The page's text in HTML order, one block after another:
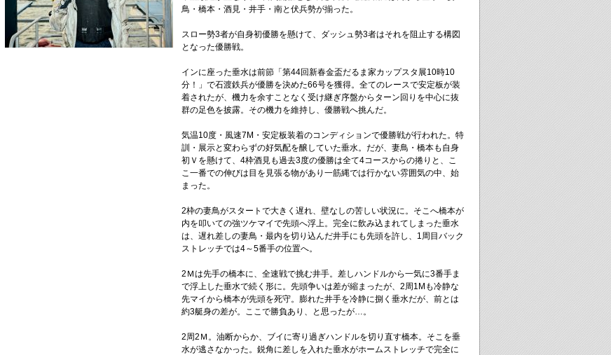
鳥・橋本・酒見・井手・南と伏兵勢が揃った。
スロー勢3者が自身初優勝を懸けて、ダッシュ勢3者はそれを阻止する構図
となった優勝戦。
インに座った垂水は前節「第44回新春金盃だるま家カップスタ展10時10
分！」で石渡鉄兵が優勝を決めた66号を獲得。全てのレースで安定板が装
着されたが、機力を余すことなく受け継ぎ序盤からターン回りを中心に抜
群の足色を披露。その機力を維持し、優勝戦へ挑んだ。
気温10度・風速7M・安定板装着のコンディションで優勝戦が行われた。特
訓・展示と変わらずの好気配を醸していた垂水。だが、妻鳥・橋本も自身
初Ｖを懸けて、4枠酒見も過去3度の優勝は全て4コースからの捲りと、こ
こ一番での伸びは目を見張る物があり一筋縄では行かない雰囲気の中、始
まった。
2枠の妻鳥がスタートで大きく遅れ、壁なしの苦しい状況に。そこへ橋本が
内を叩いての強ツケマイで先頭へ浮上。完全に飲み込まれてしまった垂水
は、遅れ差しの妻鳥・最内を切り込んだ井手にも先頭を許し、1周目バック
ストレッチでは4～5番手の位置へ。
2Ｍは先手の橋本に、全速戦で挑む井手。差しハンドルから一気に3番手ま
で浮上した垂水で続く形に。先頭争いは差が縮まったが、2周1Mも冷静な
先マイから橋本が先頭を死守。膨れた井手を冷静に捌く垂水だが、前とは
約3艇身の差が。ここで勝負あり、と思ったが…。
2周2Ｍ。油断からか、ブイに寄り過ぎハンドルを切り直す橋本。そこを垂
水が逃さなかった。鋭角に差しを入れた垂水がホームストレッチで完全に